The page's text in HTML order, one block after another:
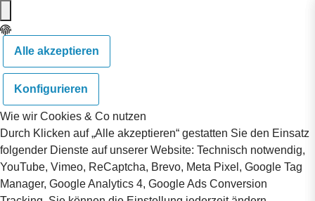
Alle akzeptieren
Konfigurieren
Wie wir Cookies & Co nutzen
Durch Klicken auf „Alle akzeptieren“ gestatten Sie den Einsatz
folgender Dienste auf unserer Website: Technisch notwendig,
YouTube, Vimeo, ReCaptcha, Brevo, Meta Pixel, Google Tag
Manager, Google Analytics 4, Google Ads Conversion